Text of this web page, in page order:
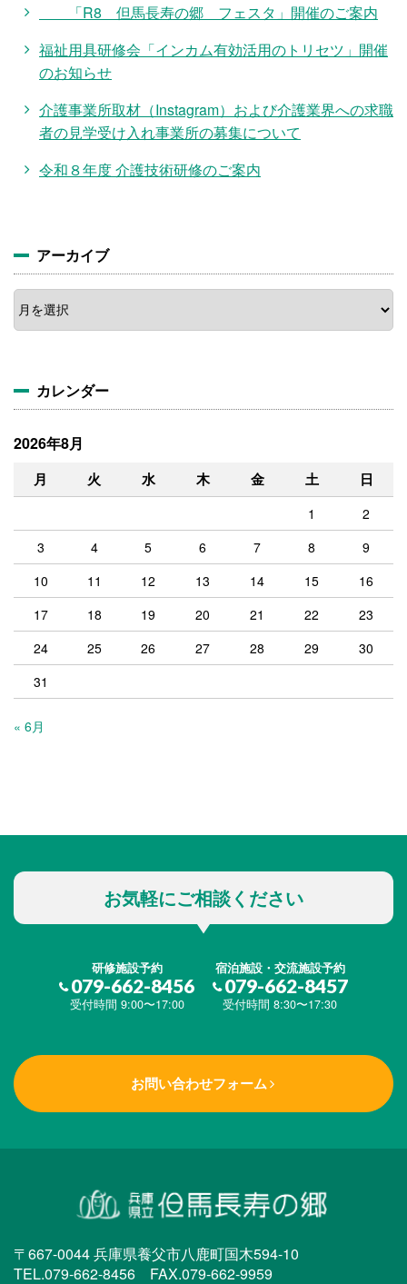
「R8 但馬長寿の郷 フェスタ」開催のご案内
福祉用具研修会「インカム有効活用のトリセツ」開催
のお知らせ
介護事業所取材（Instagram）および介護業界への求職
者の見学受け入れ事業所の募集について
令和８年度 介護技術研修のご案内
アーカイブ
ア
ー
カ
カレンダー
2026年8月
月 火 水 木 金 土 日
1
2
3
4 5 6 7 8
9
10
11 12 13 14 15
16
17
18 19 20 21 22
23
24
25 26 27 28 29
30
31
« 6月
お気軽にご相談ください
研修施設予約
079-662-8456
受付時間 9:00〜17:00
宿泊施設・交流施設予約
079-662-8457
受付時間 8:30〜17:30
お問い合わせフォーム
〒667-0044 兵庫県養父市八鹿町国木594-10
TEL.079-662-8456 FAX.079-662-9959